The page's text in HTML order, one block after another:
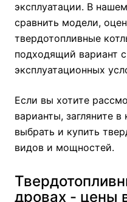
эксплуатации. В
сравнить модели,
твердотопливные
подходящий вариант
эксплуатационных
Если вы хотите
варианты, загляните
выбрать и купить
видов и мощностей.
дровах - цены